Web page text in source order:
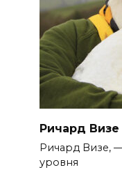
Ричард Визе
Ричард Визе,
уровня